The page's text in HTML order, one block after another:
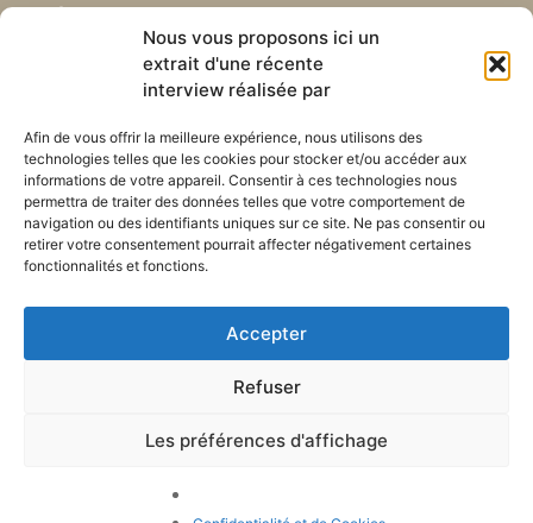
Nous vous proposons ici un
extrait d'une récente
interview réalisée par
Afin de vous offrir la meilleure expérience, nous utilisons des
technologies telles que les cookies pour stocker et/ou accéder aux
informations de votre appareil. Consentir à ces technologies nous
permettra de traiter des données telles que votre comportement de
navigation ou des identifiants uniques sur ce site. Ne pas consentir ou
retirer votre consentement pourrait affecter négativement certaines
fonctionnalités et fonctions.
Accepter
Refuser
Les préférences d'affichage
Abonnez-vous à notre
newsletter mensuelle
Recevez les dernières nouvelles
nos ministères à travers le monde.
S'ABONNER
Liens utiles
Envoyez-nous votre
Plan du site
POLITIQUE DE CONFIDENTIALITÉ